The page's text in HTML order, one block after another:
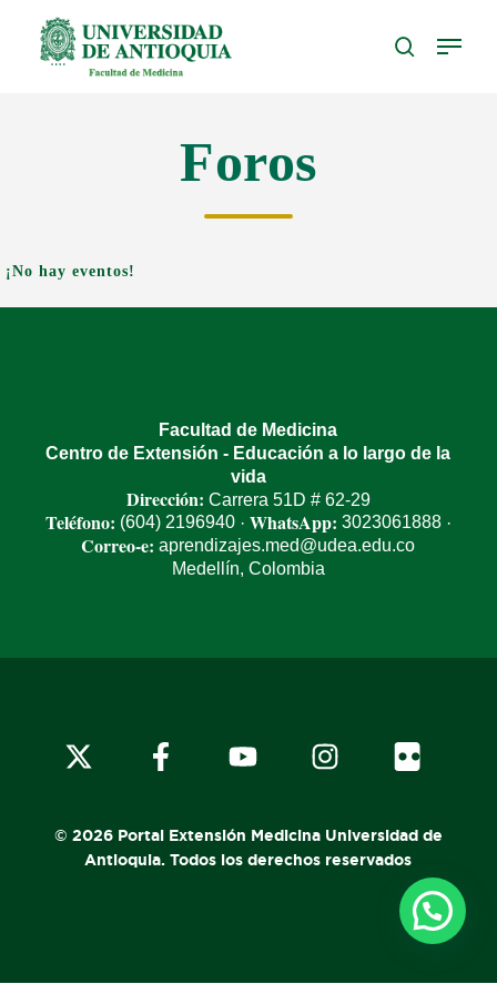
search
Menu
Foros
¡No hay eventos!
Facultad de Medicina
Centro de Extensión - Educación a lo largo de la
vida
Dirección: Carrera 51D # 62-29
Teléfono: (604) 2196940· WhatsApp: 3023061888·
Correo-e: aprendizajes.med@udea.edu.co
Medellín, Colombia
x-
facebook instagram flickr
© 2026 Portal Extensión Medicina Universidad de
Antioquia. Todos los derechos reservados